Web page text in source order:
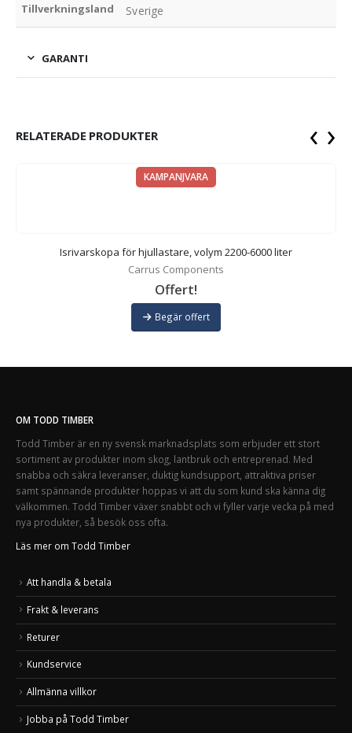
Tillverkningsland Sverige
GARANTI
RELATERADE PRODUKTER
KAMPANJVARA
Isrivarskopa för hjullastare, volym 2200-6000 liter
Carrus Components
Offert!
Begär offert
‹ ›
OM TODD TIMBER
Todd Timber är en ny svensk marknadsplats som erbjuder ett stort
sortiment av produkter inom skog, lantbruk och entreprenad. Med
snabba och säkra leveranser, duktig kundsupport, attraktiva priser
samt spännande produkter hoppas vi att du som kund ska känna dig
välkommen. Todd Timber växer snabbt och vi fyller varje vecka på med
nya produkter, så besök oss ofta.
Läs mer om Todd Timber
Att handla & betala
Frakt & leverans
Returer
Kundservice
Allmänna villkor
Jobba på Todd Timber